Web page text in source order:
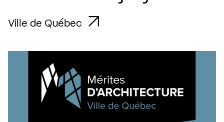
Ville de Québec